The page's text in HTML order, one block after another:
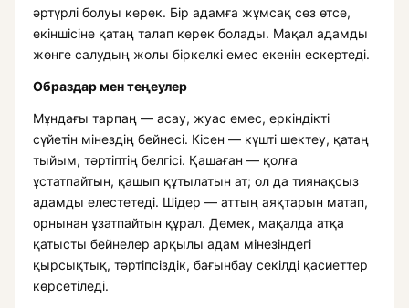
әртүрлі болуы керек. Бір адамға жұмсақ сөз өтсе,
екіншісіне қатаң талап керек болады. Мақал адамды
жөнге салудың жолы біркелкі емес екенін ескертеді.
Образдар мен теңеулер
Мұндағы тарпаң — асау, жуас емес, еркіндікті
сүйетін мінездің бейнесі. Кісен — күшті шектеу, қатаң
тыйым, тәртіптің белгісі. Қашаған — қолға
ұстатпайтын, қашып құтылатын ат; ол да тиянақсыз
адамды елестетеді. Шідер — аттың аяқтарын матап,
орнынан ұзатпайтын құрал. Демек, мақалда атқа
қатысты бейнелер арқылы адам мінезіндегі
қырсықтық, тәртіпсіздік, бағынбау секілді қасиеттер
көрсетіледі.